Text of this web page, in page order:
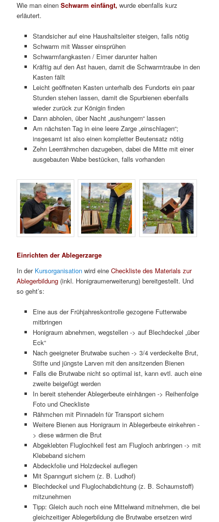
Wie man einenSchwarm einfängt, wurde ebenfalls kurz
erläutert.
Standsicher auf eine Haushaltsleiter steigen, falls nötig
Schwarm mit Wasser einsprühen
Schwarmfangkasten / Eimer darunter halten
Kräftig auf den Ast hauen, damit die Schwarmtraube in den
Kasten fällt
Leicht geöffneten Kasten unterhalb des Fundorts ein paar
Stunden stehen lassen, damit die Spurbienen ebenfalls
wieder zurück zur Königin finden
Dann abholen, über Nacht „aushungern“ lassen
Am nächsten Tag in eine leere Zarge „einschlagen“;
insgesamt ist also einen kompletter Beutensatz nötig
Zehn Leerrähmchen dazugeben, dabei die Mitte mit einer
ausgebauten Wabe bestücken, falls vorhanden
Einrichten der Ablegerzarge
In der Kursorganisation wird eineCheckliste des Materials zur
Ablegerbildung (inkl. Honigraumerweiterung) bereitgestellt. Und
so geht’s:
Eine aus der Frühjahreskontrolle gezogene Futterwabe
mitbringen
Honigraum abnehmen, wegstellen -> auf Blechdeckel „über
Eck“
Nach geeigneter Brutwabe suchen -> 3/4 verdeckelte Brut,
Stifte und jüngste Larven mit den ansitzenden Bienen
Falls die Brutwabe nicht so optimal ist, kann evtl. auch eine
zweite beigefügt werden
In bereit stehender Ablegerbeute einhängen -> Reihenfolge
Foto und Checkliste
Rähmchen mit Pinnadeln für Transport sichern
Weitere Bienen aus Honigraum in Ablegerbeute einkehren -
> diese wärmen die Brut
Abgeklebten Fluglochkeil fest am Flugloch anbringen -> mit
Klebeband sichern
Abdeckfolie und Holzdeckel auflegen
Mit Spanngurt sichern (z. B. Ludhof)
Blechdeckel und Fluglochabdichtung (z. B. Schaumstoff)
mitzunehmen
Tipp: Gleich auch noch eine Mittelwand mitnehmen, die bei
gleichzeitiger Ablegerbildung die Brutwabe ersetzen wird